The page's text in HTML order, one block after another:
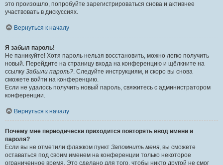
это произошло, попробуйте зарегистрироваться снова и активнее
участвовать в дискуссиях.
Вернуться к началу
Я забыл пароль!
Не паникуйте! Хотя пароль нельзя восстановить, можно легко получить
новый. Перейдите на страницу входа на конференцию и щёлкните на
ссылку Забыли пароль?. Следуйте инструкциям, и скоро вы снова
сможете войти на конференцию.
Если не удалось получить новый пароль, свяжитесь с администратором
конференции.
Вернуться к началу
Почему мне периодически приходится повторять ввод имени и
пароля?
Если вы не отметили флажком пункт Запомнить меня, вы сможете
оставаться под своим именем на конференции только некоторое
ограниченное время. Это сделано для того, чтобы никто другой не смог